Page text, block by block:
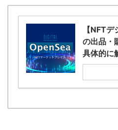
【NFT
の出品・
具体的に